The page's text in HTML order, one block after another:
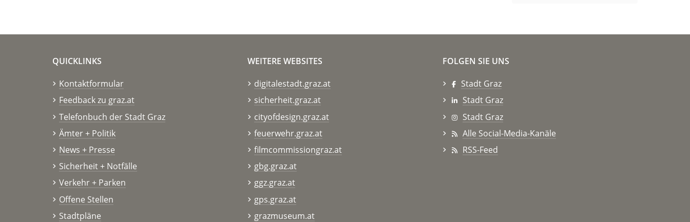
QUICKLINKS
Kontaktformular
Feedback zu graz.at
Telefonbuch der Stadt Graz
Ämter + Politik
News + Presse
Sicherheit + Notfälle
Verkehr + Parken
Offene Stellen
Stadtpläne
WEITERE WEBSITES
digitalestadt.graz.at
sicherheit.graz.at
cityofdesign.graz.at
feuerwehr.graz.at
filmcommissiongraz.at
gbg.graz.at
ggz.graz.at
gps.graz.at
grazmuseum.at
FOLGEN SIE UNS
Stadt Graz
Stadt Graz
Stadt Graz
Alle Social-Media-Kanäle
RSS-Feed